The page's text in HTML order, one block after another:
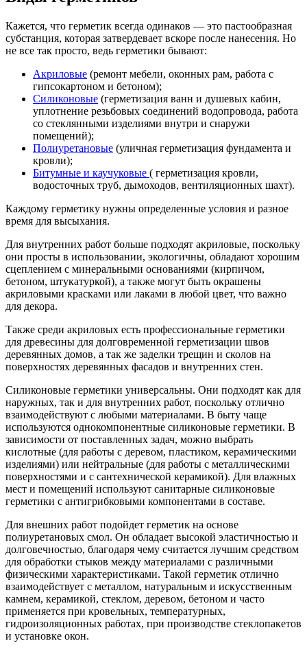
Кажется, что герметик всегда одинаков — это пастообразная
субстанция, которая затвердевает вскоре после нанесения. Но
не все так просто, ведь герметики бывают:
Акриловые (ремонт мебели, оконных рам, работа с
гипсокартоном и бетоном);
Силиконовые (герметизация ванн и душевых кабин,
уплотнение резьбовых соединений водопровода, работа
со стеклянными изделиями внутри и снаружи
помещений);
Полиуретановые (уличная герметизация фундамента и
кровли);
Битумные и каучуковые ( герметизация кровли,
водосточных труб, дымоходов, вентиляционных шахт).
Каждому герметику нужны определенные условия и разное
время для высыхания.
Для внутренних работ больше подходят акриловые, поскольку
они просты в использовании, экологичны, обладают хорошим
сцеплением с минеральными основаниями (кирпичом,
бетоном, штукатуркой), а также могут быть окрашены
акриловыми красками или лаками в любой цвет, что важно
для декора.
Также среди акриловых есть профессиональные герметики
для древесины для долговременной герметизации швов
деревянных домов, а так же заделки трещин и сколов на
поверхностях деревянных фасадов и внутренних стен.
Силиконовые герметики универсальны. Они подходят как для
наружных, так и для внутренних работ, поскольку отлично
взаимодействуют с любыми материалами. В быту чаще
используются однокомпонентные силиконовые герметики. В
зависимости от поставленных задач, можно выбрать
кислотные (для работы с деревом, пластиком, керамическими
изделиями) или нейтральные (для работы с металлическими
поверхностями и с сантехнической керамикой). Для влажных
мест и помещений используют санитарные силиконовые
герметики с антигрибковыми компонентами в составе.
Для внешних работ подойдет герметик на основе
полиуретановых смол. Он обладает высокой эластичностью и
долговечностью, благодаря чему считается лучшим средством
для обработки стыков между материалами с различными
физическими характеристиками. Такой герметик отлично
взаимодействует с металлом, натуральным и искусственным
камнем, керамикой, стеклом, деревом, бетоном и часто
применяется при кровельных, температурных,
гидроизоляционных работах, при производстве стеклопакетов
и установке окон.